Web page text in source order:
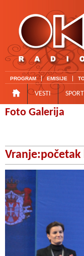
PROGRAM EMISIJE
VESTI SPORT
Foto Galerija